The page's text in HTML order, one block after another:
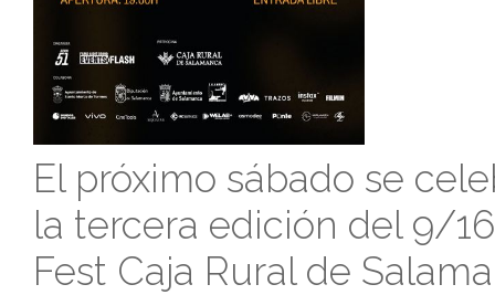
El próximo sábado se
la tercera edición del 9/
Fest Caja Rural de